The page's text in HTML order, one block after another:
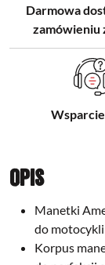
Darmowa
zamówieniu
Opis
Manetki
do
Korpus